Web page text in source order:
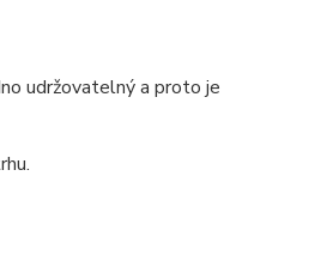
udržovatelný a proto je